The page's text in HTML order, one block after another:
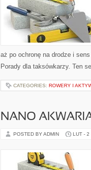
aż po ochronę na drodze i
Porady dla taksówkarzy. Ten
CATEGORIES: ROWERY I
NANO
POSTED BY ADMIN LUT - 2